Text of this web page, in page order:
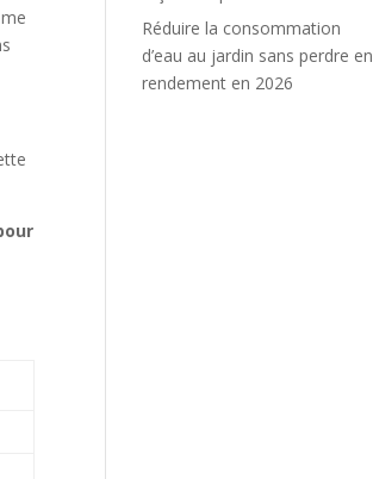
Réduire la consommation
d’eau au jardin sans perdre en
rendement en 2026